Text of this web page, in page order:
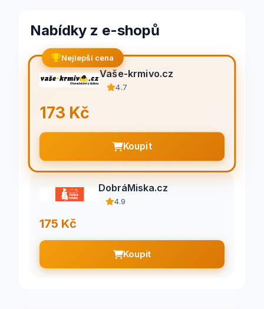
Nabídky z e-shopů
Nejlepší cena
Vaše-krmivo.cz
4.7
173 Kč
Koupit
DobráMiska.cz
4.9
175 Kč
Koupit